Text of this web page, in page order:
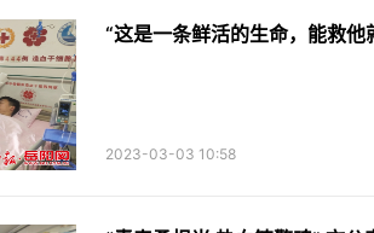
“这是一条鲜活的生命，能救
2023-03-03 10:58